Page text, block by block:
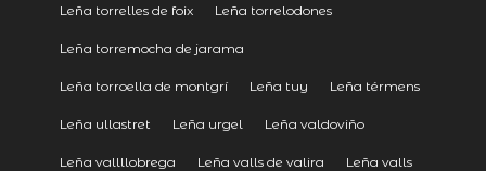
Leña torrelles de foix Leña torrelodones
Leña torremocha de jarama
Leña torroella de montgrí Leña tuy Leña térmens
Leña ullastret Leña urgel Leña valdoviño
Leña vallllobrega Leña valls de valira Leña valls